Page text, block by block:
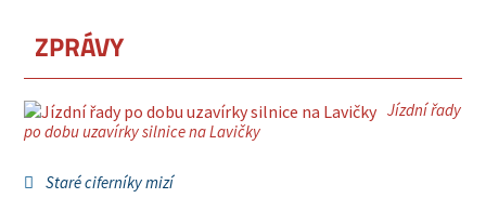
ZPRÁVY
Jízdní řady
po dobu uzavírky silnice na Lavičky
Staré ciferníky mizí